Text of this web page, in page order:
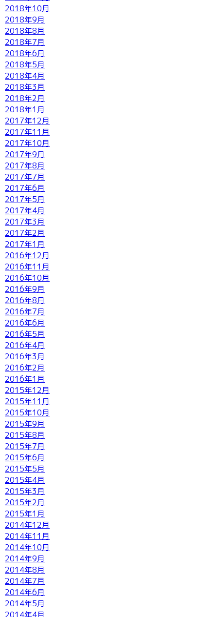
2018年10月
2018年9月
2018年8月
2018年7月
2018年6月
2018年5月
2018年4月
2018年3月
2018年2月
2018年1月
2017年12月
2017年11月
2017年10月
2017年9月
2017年8月
2017年7月
2017年6月
2017年5月
2017年4月
2017年3月
2017年2月
2017年1月
2016年12月
2016年11月
2016年10月
2016年9月
2016年8月
2016年7月
2016年6月
2016年5月
2016年4月
2016年3月
2016年2月
2016年1月
2015年12月
2015年11月
2015年10月
2015年9月
2015年8月
2015年7月
2015年6月
2015年5月
2015年4月
2015年3月
2015年2月
2015年1月
2014年12月
2014年11月
2014年10月
2014年9月
2014年8月
2014年7月
2014年6月
2014年5月
2014年4月